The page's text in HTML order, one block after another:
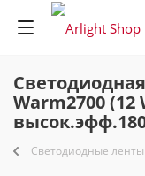
Warm2700
Светодиодные